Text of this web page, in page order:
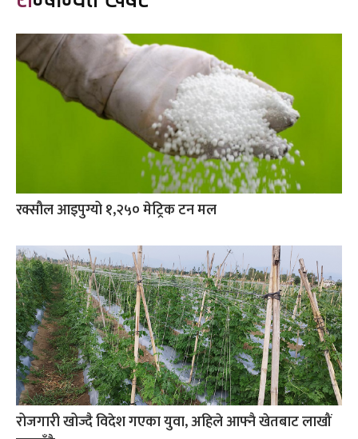
रक्सौल आइपुग्यो १,२५० मेट्रिक टन मल
रोजगारी खोज्दै विदेश गएका युवा, अहिले आफ्नै खेतबाट लाखौं